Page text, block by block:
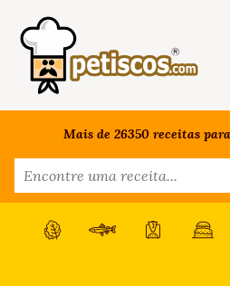
Mais de 26350 receitas